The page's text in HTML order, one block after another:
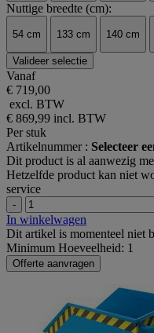
Nuttige breedte (cm):
54 cm 133 cm 140 cm
Valideer selectie
Vanaf
€ 719,00
excl. BTW
€ 869,99 incl. BTW
Per stuk
Artikelnummer : Selecteer
Dit product is al aanwezig
Hetzelfde product kan niet
service
-
In winkelwagen
Dit artikel is momenteel niet
Minimum Hoeveelheid: 1
Offerte aanvragen